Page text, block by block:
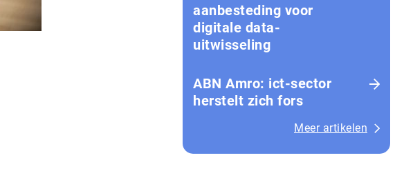
aanbesteding voor
digitale data-
uitwisseling
ABN Amro: ict-sector
herstelt zich fors
Meer artikelen